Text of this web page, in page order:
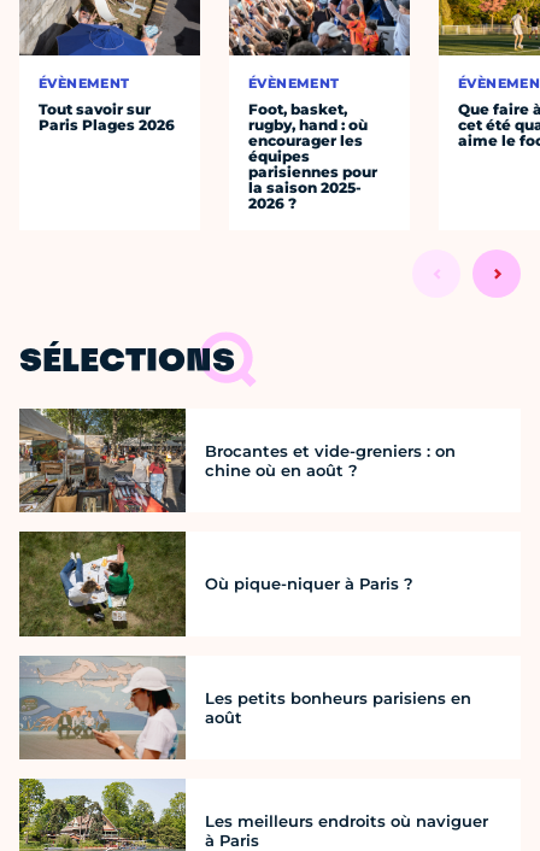
ÉVÈNEMENT
Tout savoir sur
Paris Plages 2026
ÉVÈNEMENT
Foot, basket,
rugby, hand : où
encourager les
équipes
parisiennes pour
la saison 2025-
2026 ?
Que faire
cet été
aime le
SÉLECTIONS
Brocantes et vide-greniers : on
chine où en août ?
Où pique-niquer à Paris ?
Les petits bonheurs parisiens en
août
Les meilleurs endroits où naviguer
à Paris